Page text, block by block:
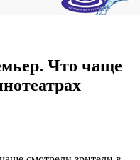
Что чаще